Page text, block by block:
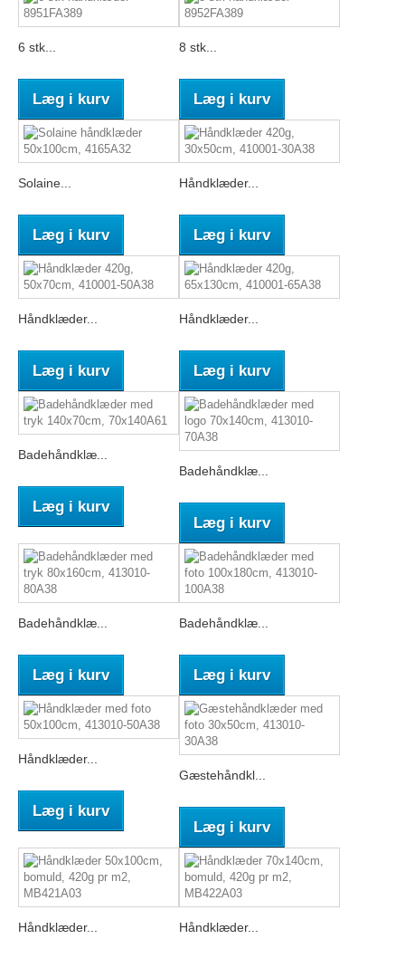
6 stk...
Læg i kurv
8 stk...
Læg i kurv
Solaine...
Læg i kurv
Håndklæder...
Læg i kurv
Håndklæder...
Læg i kurv
Håndklæder...
Læg i kurv
Badehåndklæ...
Læg i kurv
Badehåndklæ...
Læg i kurv
Badehåndklæ...
Læg i kurv
Badehåndklæ...
Læg i kurv
Håndklæder...
Læg i kurv
Gæstehåndkl...
Læg i kurv
Håndklæder... Håndklæder...